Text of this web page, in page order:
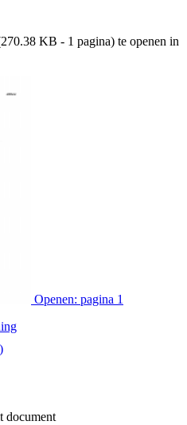
KB - 1 pagina) te openen in
Openen: pagina 1
document